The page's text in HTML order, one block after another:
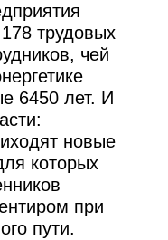
трудовых
чей
6450 лет. И
новые
которых
при
пути.